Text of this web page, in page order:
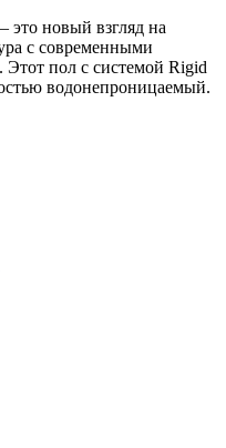
новый взгляд на
с современными
пол с системой Rigid
водонепроницаемый.